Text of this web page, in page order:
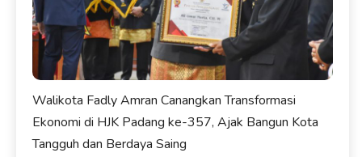
Walikota Fadly Amran Canangkan Transformasi
Ekonomi di HJK Padang ke-357, Ajak Bangun Kota
Tangguh dan Berdaya Saing